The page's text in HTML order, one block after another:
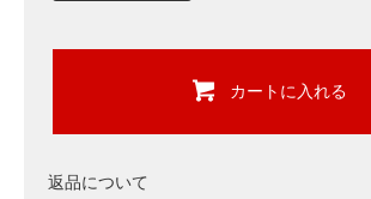
カートに入れる
返品について